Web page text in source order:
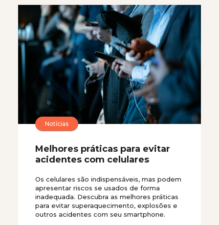
Notícias
Melhores práticas para evitar
acidentes com celulares
Os celulares são indispensáveis, mas podem
apresentar riscos se usados de forma
inadequada. Descubra as melhores práticas
para evitar superaquecimento, explosões e
outros acidentes com seu smartphone.